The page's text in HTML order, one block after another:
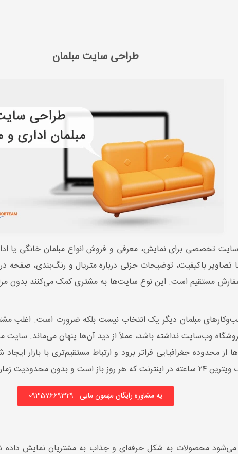
طراحی سایت مبلمان
تخصصی برای نمایش، معرفی و فروش انواع مبلمان خانگی یا
باکیفیت، توضیحات جزئی درباره متریال و رنگ‌بندی، صفحه
سفارش مستقیم است. این نوع سایت‌ها به مشتری کمک می‌کنند بدون
مبلمان دیگر یک انتخاب نیست بلکه ضرورت است. اغلب
وب‌سایت نداشته باشد، عملاً از دید آن‌ها پنهان می‌ماند.
از محدوده جغرافیایی فراتر برود و ارتباط مستقیم‌تری با بازار
مشتری جذب می‌کند.
یه مشاوره رایگان مهمون مایی : 09357669329
محصولات به شکل حرفه‌ای و جذاب به مشتریان نمایش داده